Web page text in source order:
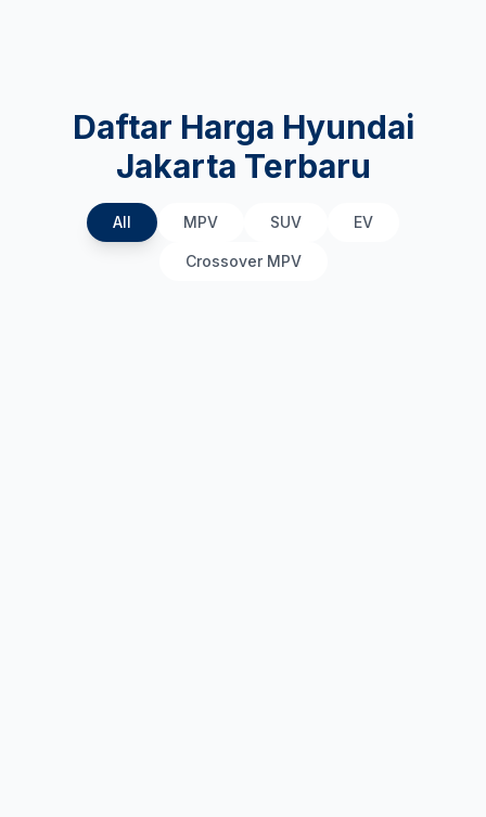
Daftar Harga Hyundai
Jakarta Terbaru
All MPV SUV EV
Crossover MPV